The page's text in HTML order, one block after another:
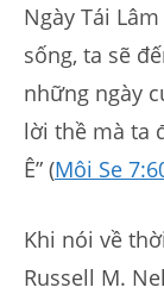
Ngày Tái
sống, ta sẽ
những ngày
lời thề mà ta
Ê” (Môi Se
Khi nói về
Russell M.